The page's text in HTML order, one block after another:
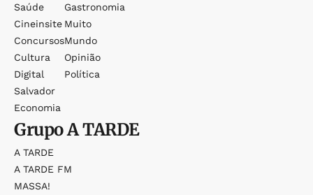
Saúde
Cineinsite
Concursos
Cultura
Digital
Salvador
Economia
Gastronomia
Muito
Mundo
Opinião
Política
GrupoA TARDE
A TARDE
A TARDE FM
MASSA!